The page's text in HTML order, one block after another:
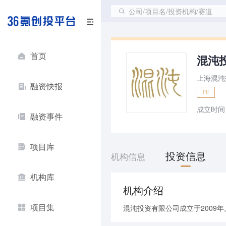
首页
融资快报
融资事件
项目库
机构库
项目集
公司/项目名/投资机构/赛道
混沌
上海混
PE
成立时
机构信息 投资信息
机构介绍
混沌投资有限公司成立于2009年